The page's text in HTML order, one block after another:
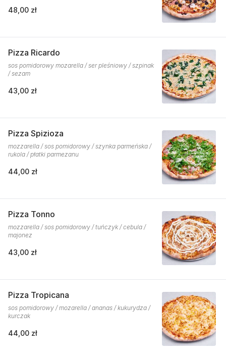
48,00 zł
Pizza Ricardo
sos pomidorowy mozarella / ser pleśniowy / szpinak
/ sezam
43,00 zł
Pizza Spizioza
mozzarella / sos pomidorowy / szynka parmeńska /
rukola / płatki parmezanu
44,00 zł
Pizza Tonno
mozzarella / sos pomidorowy / tuńczyk / cebula /
majonez
43,00 zł
Pizza Tropicana
sos pomidorowy / mozarella / ananas / kukurydza /
kurczak
44,00 zł